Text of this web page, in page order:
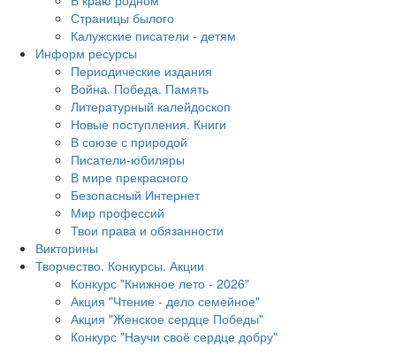
Страницы былого
Калужские писатели - детям
Информ ресурсы
Периодические издания
Война. Победа. Память
Литературный калейдоскоп
Новые поступления. Книги
В союзе с природой
Писатели-юбиляры
В мире прекрасного
Безопасный Интернет
Мир профессий
Твои права и обязанности
Викторины
Творчество. Конкурсы. Акции
Конкурс "Книжное лето - 2026"
Акция "Чтение - дело семейное"
Акция "Женское сердце Победы"
Конкурс "Научи своё сердце добру"